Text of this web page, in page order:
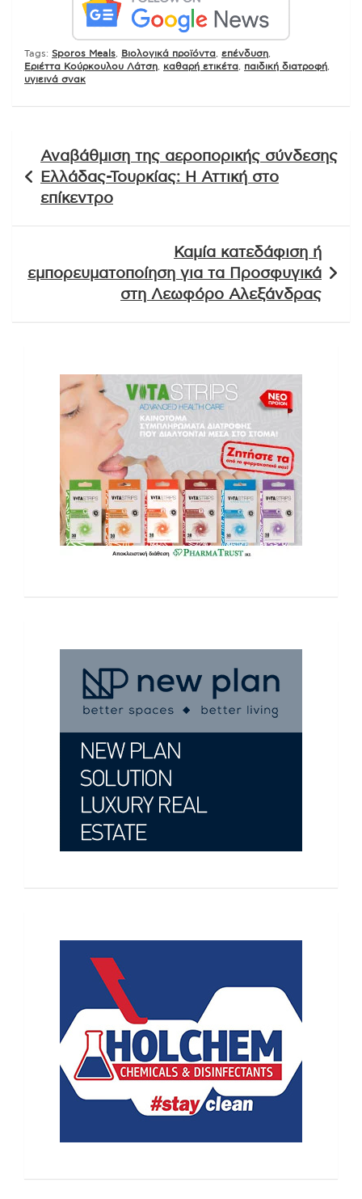
Tags: Sporos Meals Βιολογικά προϊόντα επένδυση
Εριέττα Κούρκουλου Λάτση
καθαρή ετικέτα παιδική διατροφή
υγιεινά σνακ
άρθρων
Αναβάθμιση της αεροπορικής σύνδεσης
Ελλάδας-Τουρκίας: Η Αττική στο
επίκεντρο
Καμία κατεδάφιση ή
εμπορευματοποίηση για τα Προσφυγικά
στη Λεωφόρο Αλεξάνδρας